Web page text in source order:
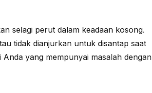
selagi perut dalam keadaan kosong.
tidak dianjurkan untuk disantap saat
yang mempunyai masalah dengan